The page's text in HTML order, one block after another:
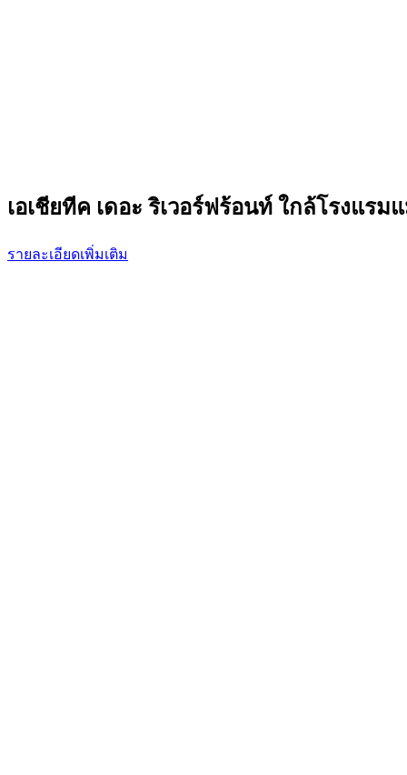
เอเชียทีค เดอะ ริเวอร์ฟร้อนท์ ใกล้โรงแรม
รายละเอียดเพิ่มเติม